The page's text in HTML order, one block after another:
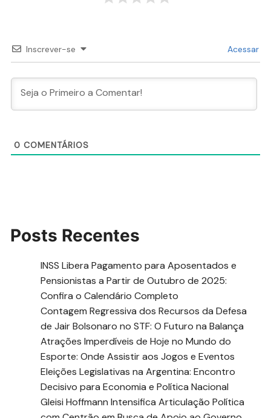
Inscrever-se Acessar
0 COMENTÁRIOS
Posts Recentes
INSS Libera Pagamento para Aposentados e
Pensionistas a Partir de Outubro de 2025:
Confira o Calendário Completo
Contagem Regressiva dos Recursos da Defesa
de Jair Bolsonaro no STF: O Futuro na Balança
Atrações Imperdíveis de Hoje no Mundo do
Esporte: Onde Assistir aos Jogos e Eventos
Eleições Legislativas na Argentina: Encontro
Decisivo para Economia e Política Nacional
Gleisi Hoffmann Intensifica Articulação Política